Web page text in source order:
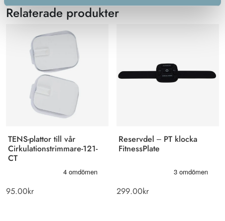
Relaterade produkter
TENS-plattor till vår
Cirkulationstrimmare-121-
CT
95.00kr
Reservdel – PT klocka
FitnessPlate
299.00kr